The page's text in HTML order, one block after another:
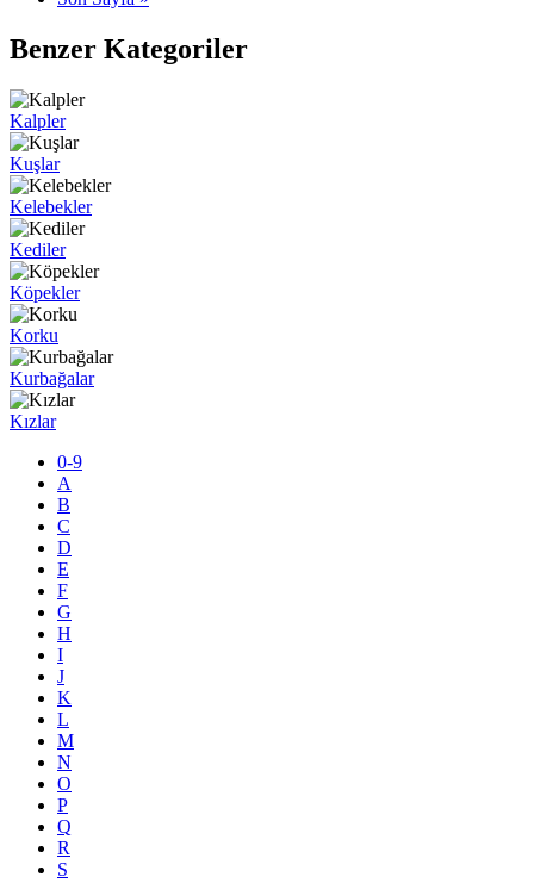
Benzer Kategoriler
Kalpler
Kuşlar
Kelebekler
Kediler
Köpekler
Korku
Kurbağalar
Kızlar
0-9
A
B
C
D
E
F
G
H
I
J
K
L
M
N
O
P
Q
R
S